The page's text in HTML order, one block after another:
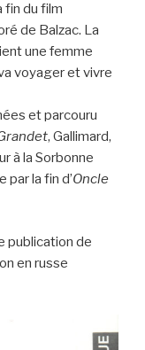
fin du film
de Balzac. La
une femme
voyager et vivre
et parcouru
, Gallimard,
à la Sorbonne
la fin d’Oncle
publication de
en russe